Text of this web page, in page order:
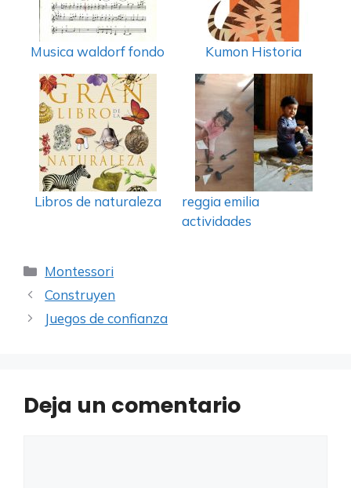
Musica waldorf fondo Kumon Historia
Libros de naturaleza
reggia emilia
actividades
Categorías
Montessori
Construyen
Juegos de confianza
Deja un comentario